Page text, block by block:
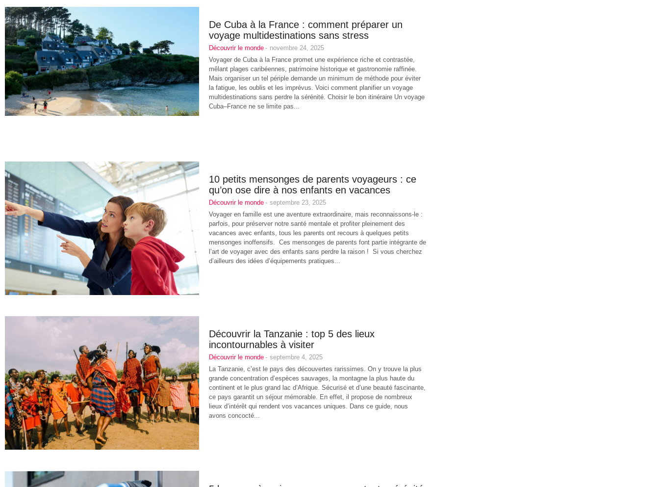
De Cuba à la France : comment préparer un
voyage multidestinations sans stress
Découvrir le monde - novembre 24, 2025
Voyager de Cuba à la France promet une expérience riche et contrastée,
mêlant plages caribéennes, patrimoine historique et gastronomie raffinée.
Mais organiser un tel périple demande un minimum de méthode pour éviter
la fatigue, les oublis et les imprévus. Voici comment planifier un voyage
multidestinations sans perdre la sérénité. Choisir le bon itinéraire Un voyage
Cuba–France ne se limite pas...
10 petits mensonges de parents voyageurs : ce
qu’on ose dire à nos enfants en vacances
Découvrir le monde - septembre 23, 2025
Voyager en famille est une aventure extraordinaire, mais reconnaissons-le :
parfois, pour préserver notre santé mentale et profiter pleinement des
vacances avec enfants, tous les parents ont recours à quelques petits
mensonges inoffensifs. Ces mensonges de parents font partie intégrante de
l’art de voyager avec des enfants sans perdre la raison ! Si vous cherchez
d’ailleurs des idées d’équipements pratiques...
Découvrir la Tanzanie : top 5 des lieux
incontournables à visiter
Découvrir le monde - septembre 4, 2025
La Tanzanie, c’est le pays des découvertes rarissimes. On y trouve la plus
grande concentration d’espèces sauvages, la montagne la plus haute du
continent et le plus grand lac d’Afrique. Sécurisé et d’une beauté fascinante,
ce pays garantit un séjour mémorable. En effet, il propose de nombreux
lieux d’intérêt qui rendent vos vacances uniques. Dans ce guide, nous
avons concocté...